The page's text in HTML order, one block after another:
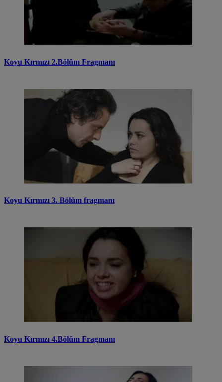
Koyu Kırmızı 2.Bölüm Fragmanı
Koyu Kırmızı 3. Bölüm fragmanı
Koyu Kırmızı 4.Bölüm Fragmanı